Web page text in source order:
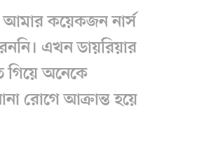
আমার কয়েকজন নার্স
এখন ডায়রিয়ার
গিয়ে অনেকে
রোগে আক্রান্ত হয়ে